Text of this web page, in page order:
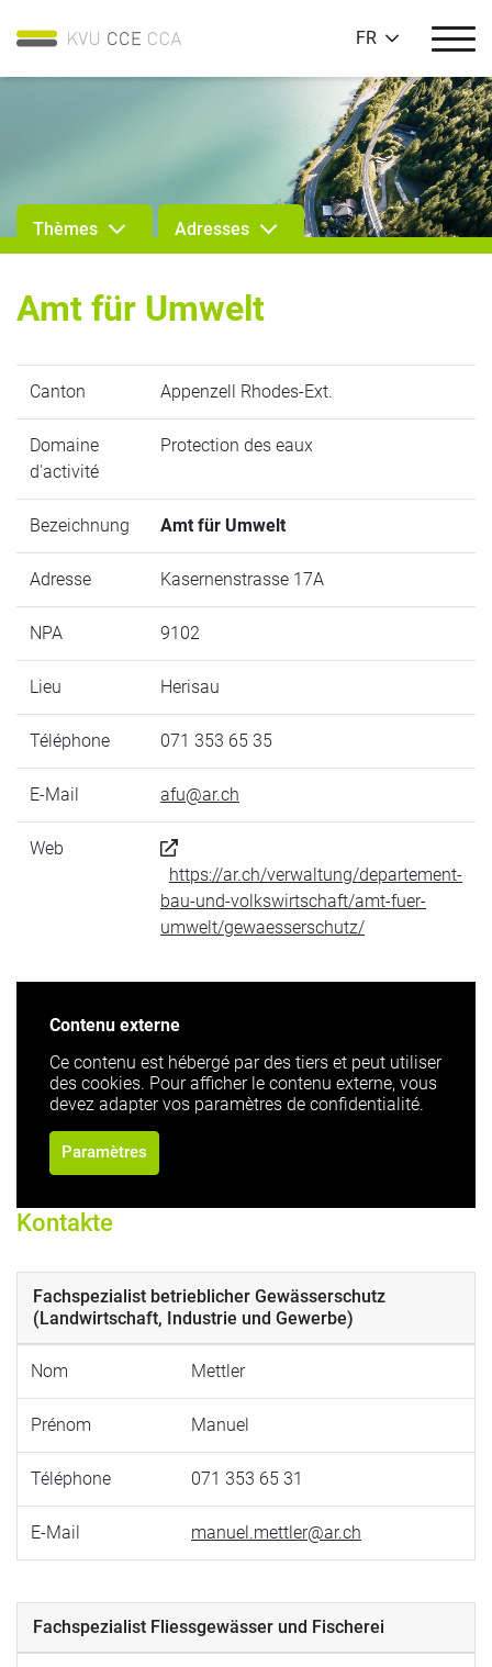
FR
Thèmes Adresses
Amt für Umwelt
Canton Appenzell Rhodes-Ext.
Domaine
d'activité
Protection des eaux
Bezeichnung Amt für Umwelt
Adresse Kasernenstrasse 17A
NPA 9102
Lieu Herisau
Téléphone 071 353 65 35
E-Mail afu@ar.ch
Web
https://ar.ch/verwaltung/departement-
bau-und-volkswirtschaft/amt-fuer-
umwelt/gewaesserschutz/
Contenu externe
Ce contenu est hébergé par des tiers et peut utiliser
des cookies. Pour afficher le contenu externe, vous
devez adapter vos paramètres de confidentialité.
Paramètres
Kontakte
Fachspezialist betrieblicher Gewässerschutz
(Landwirtschaft, Industrie und Gewerbe)
Nom Mettler
Prénom Manuel
Téléphone 071 353 65 31
E-Mail manuel.mettler@ar.ch
Fachspezialist Fliessgewässer und Fischerei